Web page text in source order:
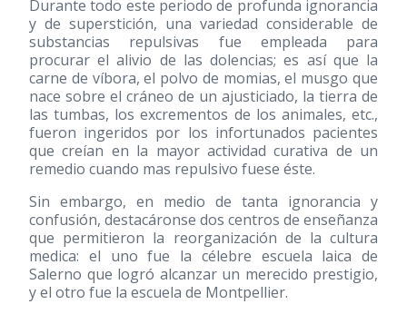
Durante todo este periodo de profunda ignorancia
y de superstición, una variedad considerable de
substancias repulsivas fue empleada para
procurar el alivio de las dolencias; es así que la
carne de víbora, el polvo de momias, el musgo que
nace sobre el cráneo de un ajusticiado, la tierra de
las tumbas, los excrementos de los animales, etc.,
fueron ingeridos por los infortunados pacientes
que creían en la mayor actividad curativa de un
remedio cuando mas repulsivo fuese éste.
Sin embargo, en medio de tanta ignorancia y
confusión, destacáronse dos centros de enseñanza
que permitieron la reorganización de la cultura
medica: el uno fue la célebre escuela laica de
Salerno que logró alcanzar un merecido prestigio,
y el otro fue la escuela de Montpellier.